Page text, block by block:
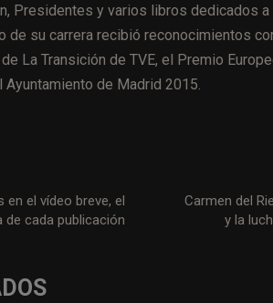
Presidentes y varios libros dedicados
de su carrera recibió reconocimientos
La Transición de TVE, el Premio
de Madrid 2015.
el vídeo breve, el
cada publicación
Carmen del
y la